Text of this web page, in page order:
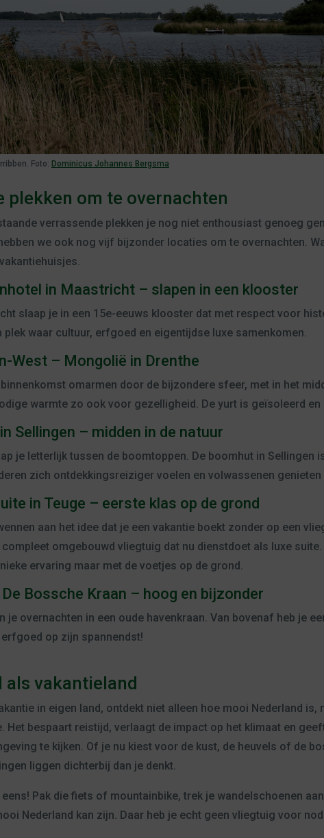
Foto: Dominicus Johannes Bergsma
plekken om te overnachten
verrassende plekken je nog niet enthousiast genoeg
we ook nog vijf bijzonder locaties om te overnachten.
in Maastricht – slapen in een klooster
slaap je in een 15e-eeuws klooster dat met respect voor
plek waar cultuur, erfgoed en eigentijdse luxe samenkomen.
West – Mongolië in Drenthe
omarmen door de bijzondere sfeer, met in het
warmte zo ook voor gezelligheid. De yurt is geïsoleerd en
Sellingen – midden in de natuur
je letterlijk tussen de boomtoppen. De boomhut in Sellingen
zich ontdekkingsreiziger voelen en volwassenen genieten
in Teuge – eerste klas op de grond
aan het idee dat je een vakantie boekt zonder op een
omgebouwd vliegtuig dat nu dienstdoet als luxe
ervaring maar met de voetjes op de grond.
Bossche Kraan – hoog en bijzonder
je overnachten in een oude havenkraan. Van bovenaf heb je
op zijn spannendst!
als vakantieland
in eigen land, ontdekt niet alleen hoe mooi Nederland is,
Het bespaart reistijd, verlaagt de impact op het klimaat en
te kijken. Of je nu kiest voor de kust, de heuvels of de
liggen dichterbij dan je denkt.
Pak die fiets of mountainbike, trek je wandelschoenen
Nederland kan zijn. Daar heb je echt geen vliegtuig voor